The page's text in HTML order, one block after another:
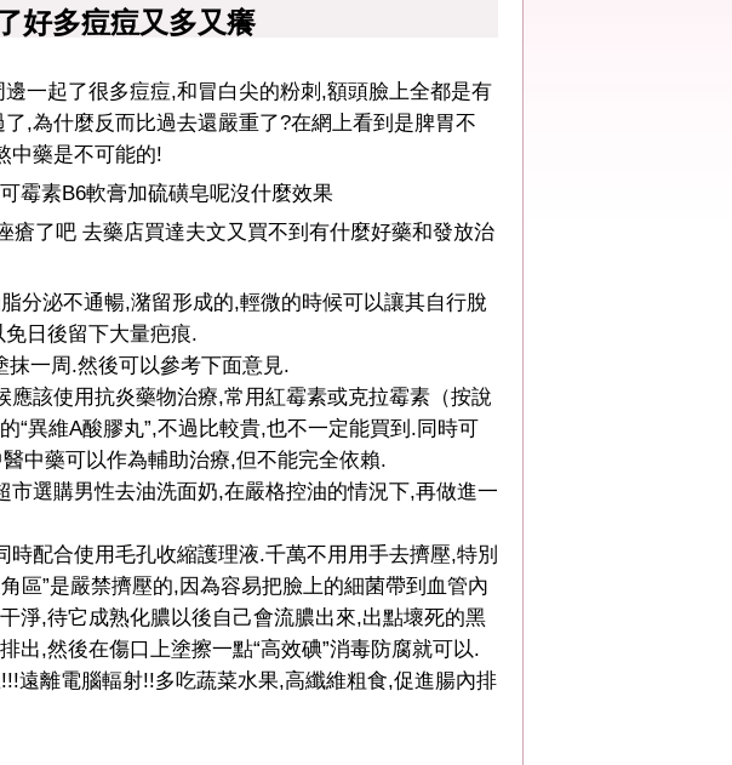
好多痘痘又多又癢
一起了很多痘痘,和冒白尖的粉刺,額頭臉上全都是有
,為什麼反而比過去還嚴重了?在網上看到是脾胃不
中藥是不可能的!
霉素B6軟膏加硫磺皂呢沒什麼效果
瘡了吧 去藥店買達夫文又買不到有什麼好藥和發放治
泌不通暢,潴留形成的,輕微的時候可以讓其自行脫
日後留下大量疤痕.
一周.然後可以參考下面意見.
該使用抗炎藥物治療,常用紅霉素或克拉霉素（按說
“異維A酸膠丸”,不過比較貴,也不一定能買到.同時可
中藥可以作為輔助治療,但不能完全依賴.
選購男性去油洗面奶,在嚴格控油的情況下,再做進一
配合使用毛孔收縮護理液.千萬不用用手去擠壓,特別
區”是嚴禁擠壓的,因為容易把臉上的細菌帶到血管內
淨,待它成熟化膿以後自己會流膿出來,出點壞死的黑
出,然後在傷口上塗擦一點“高效碘”消毒防腐就可以.
離電腦輻射!!多吃蔬菜水果,高纖維粗食,促進腸內排